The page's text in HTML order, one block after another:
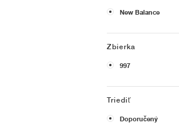
New Balance
Zbierka
997
Triediť
Doporučený